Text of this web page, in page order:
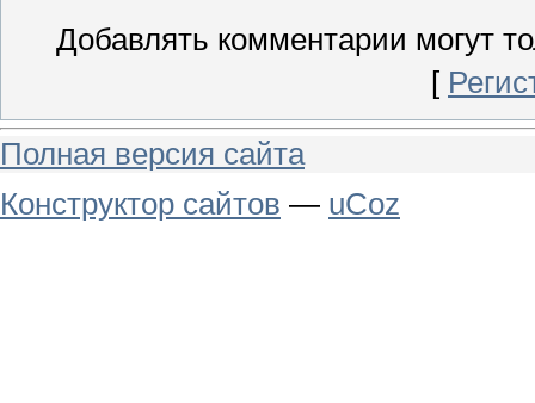
Добавлять комментарии могут
[
Полная версия сайта
Конструктор сайтов — uCoz